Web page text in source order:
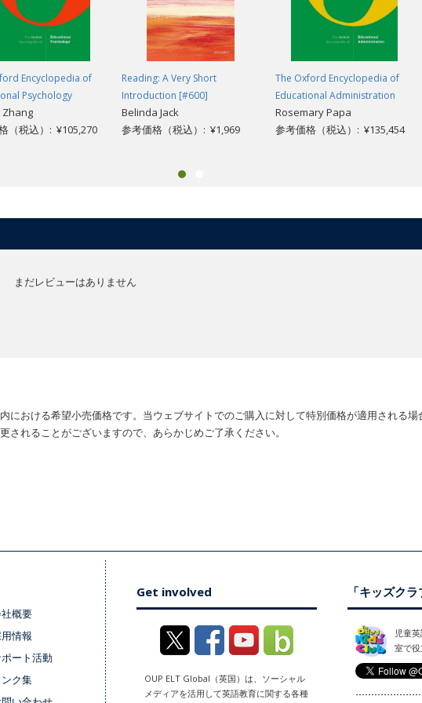
Encyclopedia of
Psychology
Zhang
（税込）: ¥105,270
Reading: A Very Short
Introduction [#600]
Belinda Jack
参考価格（税込）: ¥1,969
The Oxford Encyclopedia of
Educational Administration
Rosemary Papa
参考価格（税込）: ¥135,454
まだレビューはありません
における希望小売価格です。当ウェブサイトでのご購入に対して特別価格が適用される
されることがございますので、あらかじめご了承ください。
概要
情報
ート活動
ンク集
Get involved
OUP ELT Global（英国）は、ソーシャル
メディアを活用して英語教育に関する各種
「キッズク
児童
室で役